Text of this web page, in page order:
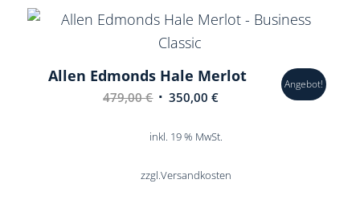
Allen Edmonds Hale Merlot
479,00€ Ursprünglicher
war:
350,00€Aktueller
ist:
Angebot!
inkl. 19 % MwSt.
zzgl.Versandkosten